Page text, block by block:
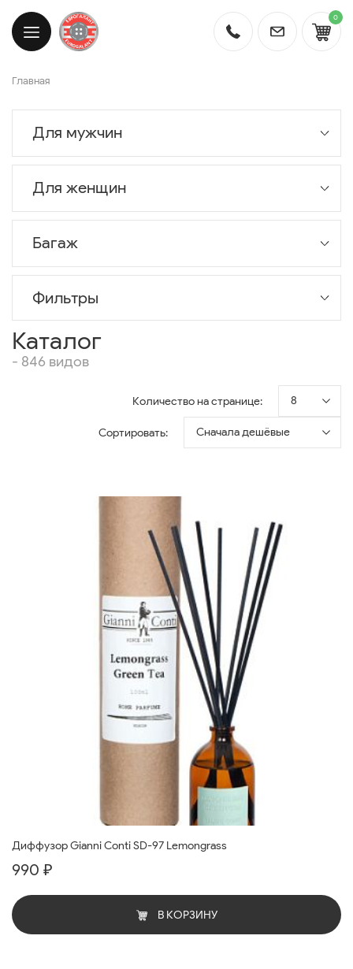
0
Главная
Для мужчин
Для женщин
Багаж
Фильтры
Каталог
- 846 видов
Количество на странице: 8
Сортировать: Сначала дешёвые
Диффузор Gianni Conti SD-97 Lemongrass
990 ₽
В КОРЗИНУ